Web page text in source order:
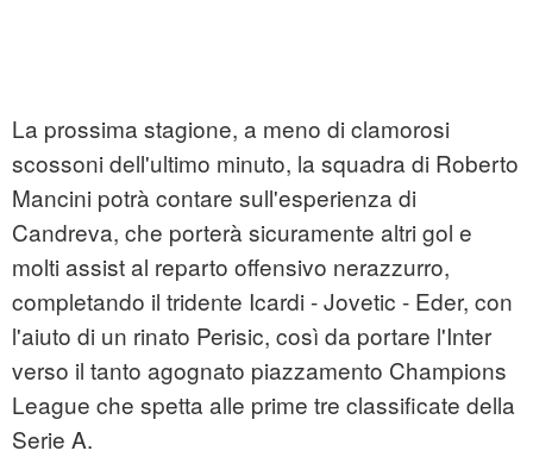
La prossima stagione, a meno di clamorosi
scossoni dell'ultimo minuto, la squadra di Roberto
Mancini potrà contare sull'esperienza di
Candreva, che porterà sicuramente altri gol e
molti assist al reparto offensivo nerazzurro,
completando il tridente Icardi - Jovetic - Eder, con
l'aiuto di un rinato Perisic, così da portare l'Inter
verso il tanto agognato piazzamento Champions
League che spetta alle prime tre classificate della
Serie A.